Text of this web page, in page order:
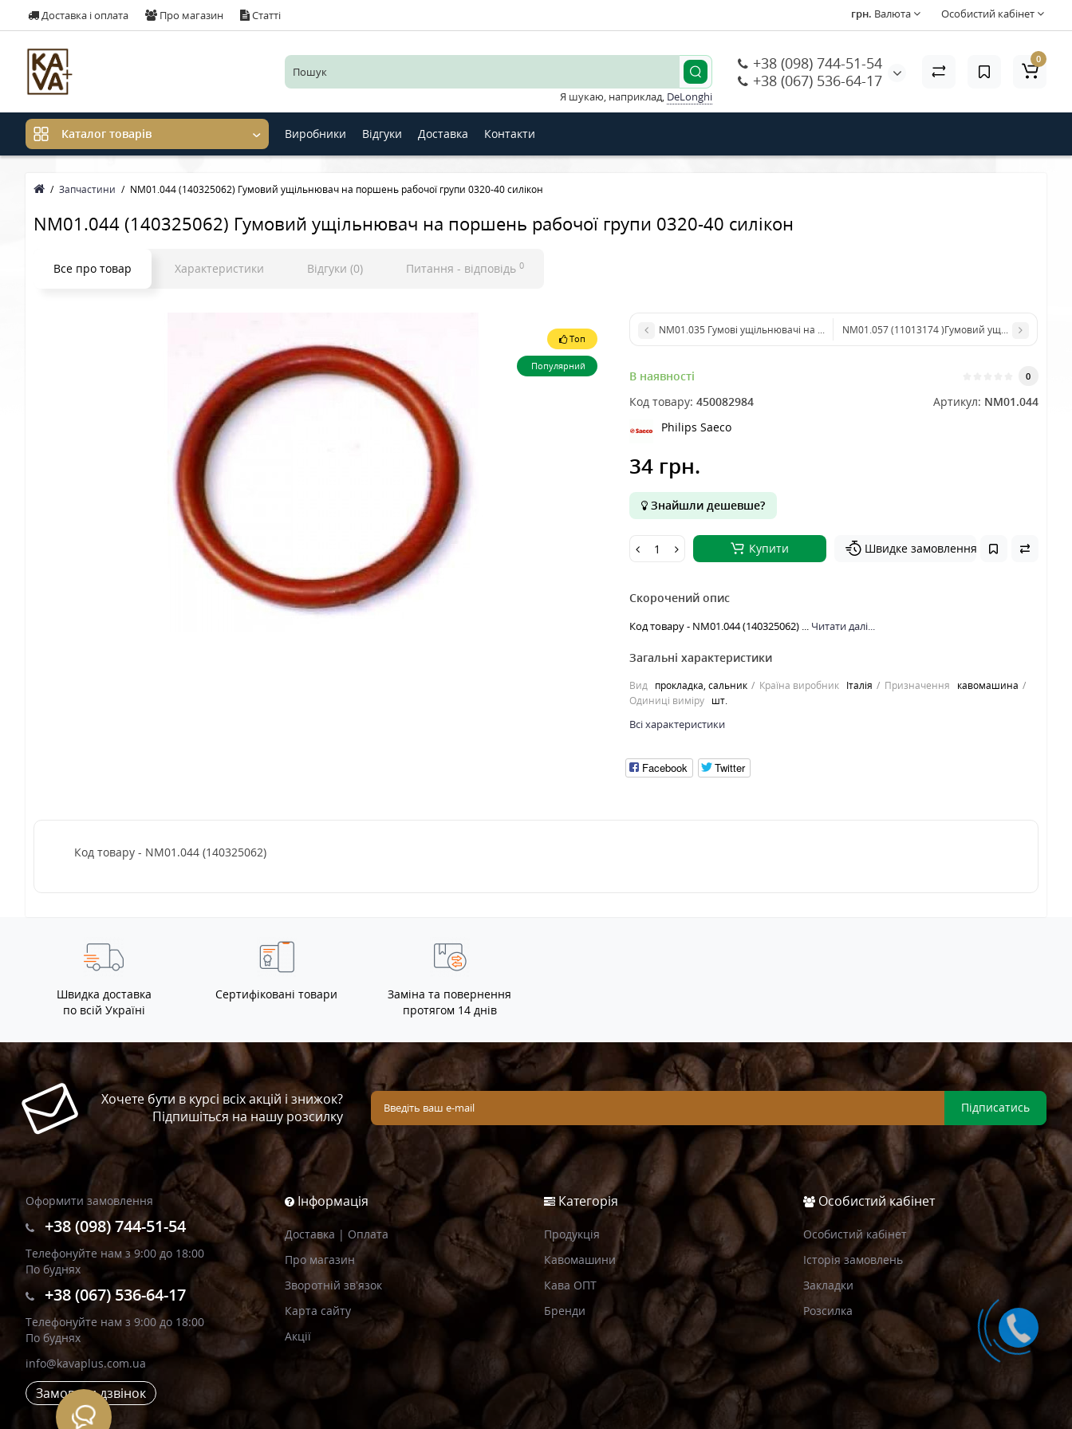
Доставка і оплата Про магазин Статті Особистий кабінет
грн. Валюта
+38 (098) 744-51-54
+38 (067) 536-64-17
Я шукаю, наприклад, DeLonghi
0
Каталог товарів Виробники Відгуки Доставка Контакти
Запчастини NM01.044 (140325062) Гумовий ущільнювач на поршень рабочої групи 0320-40 силікон
NM01.044 (140325062) Гумовий ущільнювач на поршень рабочої групи 0320-40 силікон
Все про товар Характеристики Відгуки (0) Питання - відповідь 0
Топ
Популярний
NM01.035 Гумові ущільнювачі на носик бойлера велика 0090-20 силікон
NM01.057 (11013174 )Гумовий ущільнювач на
В наявності 0
Код товару: 450082984 Артикул: NM01.044
Philips Saeco
34 грн.
Знайшли дешевше?
Купити Швидке замовлення
Скорочений опис
Код товару - NM01.044 (140325062) ... Читати далі...
Загальні характеристики
Вид прокладка, сальник Країна виробник Італія Призначення
кавомашина
Одиниці виміру
шт.
Всі характеристики
Facebook Twitter
Код товару - NM01.044 (140325062)
Швидка доставка
по всій Україні
Сертифіковані товари
Заміна та повернення
протягом 14 днів
Хочете бути в курсі всіх акцій і знижок?
Підпишіться на нашу розсилку
Підписатись
Оформити замовлення
+38 (098) 744-51-54
Телефонуйте нам з 9:00 до 18:00
По буднях
+38 (067) 536-64-17
Телефонуйте нам з 9:00 до 18:00
По буднях
info@kavaplus.com.ua
Замовити дзвінок
Інформація
Доставка | Оплата
Про магазин
Зворотній зв’язок
Карта сайту
Акції
Категорія
Продукція
Кавомашини
Кава ОПТ
Бренди
Особистий кабінет
Особистий кабінет
Історія замовлень
Закладки
Розсилка